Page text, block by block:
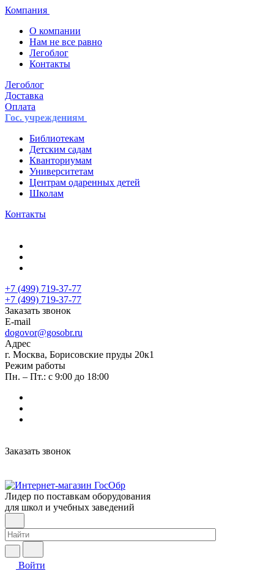
Компания
О компании
Нам не все равно
Легоблог
Контакты
Легоблог
Доставка
Оплата
Гос. учреждениям
Библиотекам
Детским садам
Кванториумам
Университетам
Центрам одаренных детей
Школам
Контакты
+7 (499) 719-37-77
+7 (499) 719-37-77
Заказать звонок
E-mail
dogovor@gosobr.ru
Адрес
г. Москва, Борисовские пруды 20к1
Режим работы
Пн. – Пт.: с 9:00 до 18:00
Заказать звонок
Лидер по поставкам оборудования
для школ и учебных заведений
Войти